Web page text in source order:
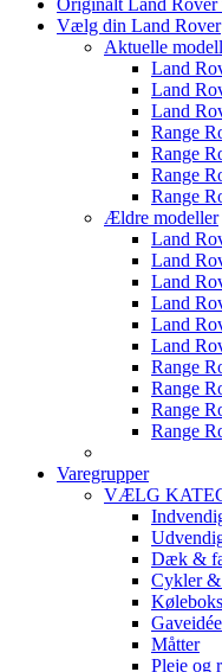
Vælg din Land Rover
Aktuelle
Land
Land
Land
Range
Range
Range
Range
Ældre modeller
Land
Land
Land
Land
Land
Land
Range
Range
Range
Range
Varegrupper
VÆLG
Dæk &
Cykler
Måtter
Pleje og